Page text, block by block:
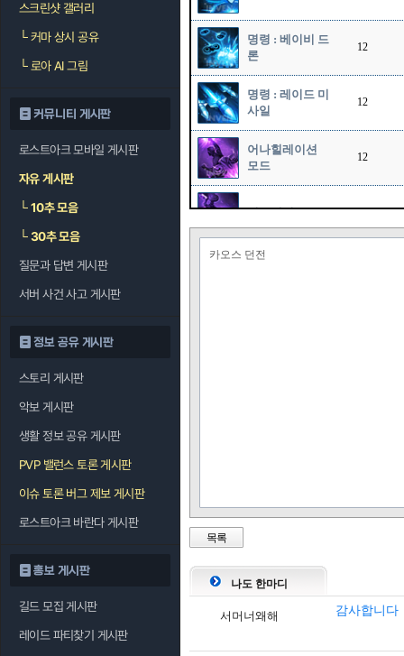
스크린샷 갤러리
└커마 상시 공유
└로아 AI 그림
커뮤니티 게시판
로스트아크 모바일 게시판
자유 게시판
└10추 모음
└30추 모음
질문과 답변 게시판
서버 사건 사고 게시판
정보 공유 게시판
스토리 게시판
악보 게시판
생활 정보 공유 게시판
PVP 밸런스 토론 게시판
이슈 토론 버그 제보 게시판
로스트아크 바란다 게시판
홍보 게시판
길드 모집 게시판
레이드 파티찾기 게시판
명령 : 베이비 드
론
12
명령 : 레이드 미
사일
12
어나힐레이션
모드
12
이스케이프 10
크림슨 브레이
카오스 던전
목록
나도 한마디
서머너왜해 감사합니다